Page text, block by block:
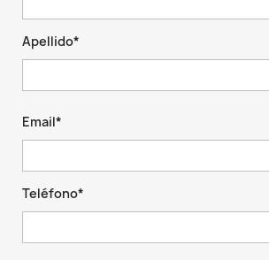
Apellido*
Email*
Teléfono*